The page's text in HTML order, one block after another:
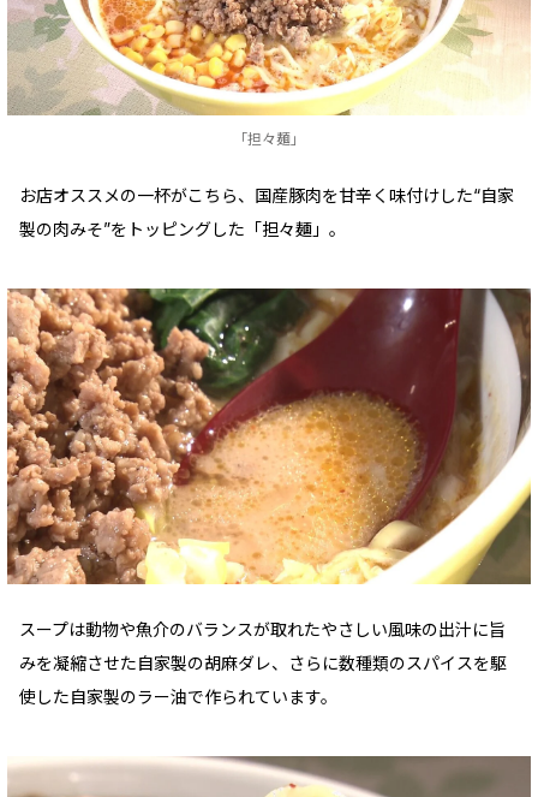
「担々麺」
お店オススメの一杯がこちら、国産豚肉を甘辛く味付けした“自家
製の肉みそ”をトッピングした「担々麺」。
スープは動物や魚介のバランスが取れたやさしい風味の出汁に旨
みを凝縮させた自家製の胡麻ダレ、さらに数種類のスパイスを駆
使した自家製のラー油で作られています。